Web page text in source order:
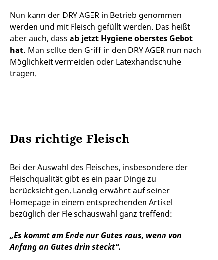
Nun kann der DRY AGER in Betrieb genommen
werden und mit Fleisch gefüllt werden. Das heißt
aber auch, dass ab jetzt Hygiene oberstes Gebot
hat. Man sollte den Griff in den DRY AGER nun nach
Möglichkeit vermeiden oder Latexhandschuhe
tragen.
Das richtige Fleisch
Bei derAuswahl des Fleisches, insbesondere der
Fleischqualität gibt es ein paar Dinge zu
berücksichtigen. Landig erwähnt auf seiner
Homepage in einem entsprechenden Artikel
bezüglich der Fleischauswahl ganz treffend:
„Es kommt am Ende nur Gutes raus, wenn von
Anfang an Gutes drin steckt“.